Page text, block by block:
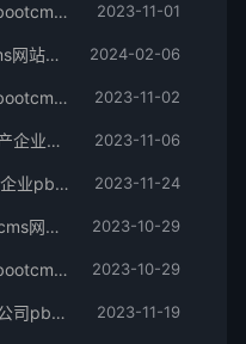
响应式家装空间设计装饰企业pbootcms网站模板 2023-11-01
婚纱摄影婚庆服务公司pbootcms网站模板 2024-02-06
响应式食品加工生产企业网站pbootcms模板 2023-11-02
(PC+WAP)环保隔音装修建材生产企业pbootcms网站模板 2023-11-06
响应式美容美发美甲连锁店加盟企业pbootcms模板 2023-11-24
响应式电子科技产品公司pbootcms网站模板 2023-10-29
响应式轴承齿轮机械制造企业pbootcms模板(简繁体) 2023-10-29
(PC+WAP)养生保健品销售加盟公司pbootcms模板 2023-11-19